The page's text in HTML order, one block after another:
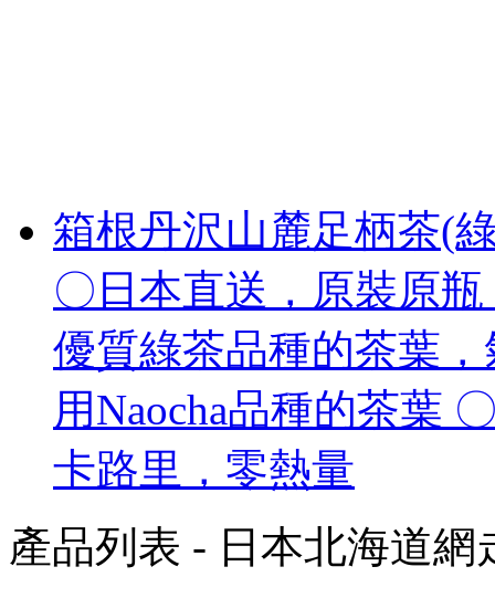
箱根丹沢山麓足柄茶(
〇日本直送，原裝原
優質綠茶品種的茶葉
用Naocha品種的茶葉
卡路里，零熱量
產品列表 - 日本北海道網